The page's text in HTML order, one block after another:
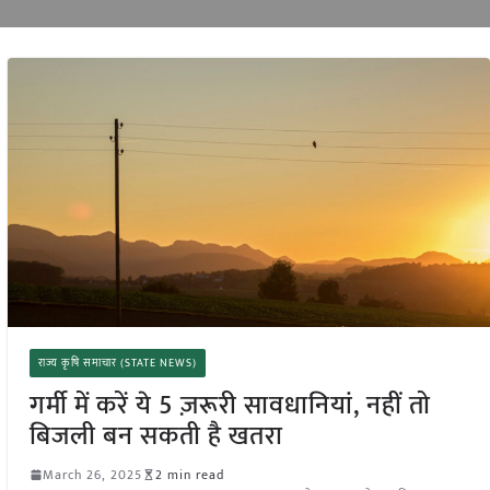
राज्य कृषि समाचार (STATE NEWS)
गर्मी में करें ये 5 ज़रूरी सावधानियां, नहीं तो
बिजली बन सकती है खतरा
March 26, 2025
2 min read